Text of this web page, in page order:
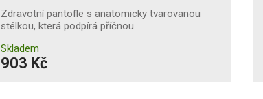
Zdravotní pantofle s anatomicky tvarovanou
stélkou, která podpírá příčnou…
Skladem
903 Kč